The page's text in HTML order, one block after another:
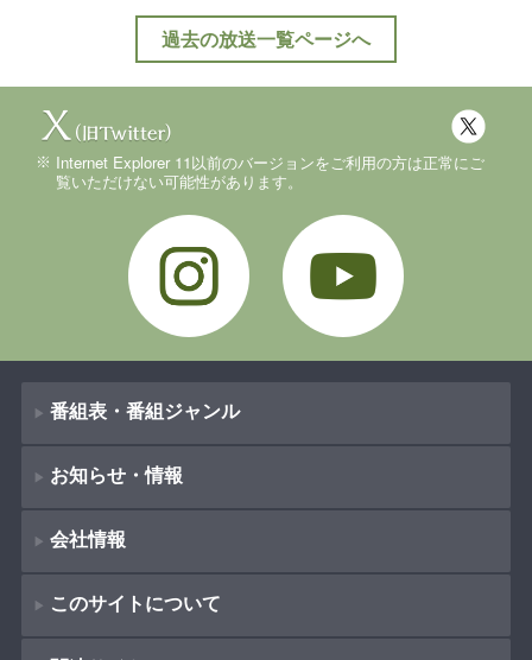
過去の放送一覧ページへ
Internet Explorer 11以前のバージョンをご利用の方は正常にご
覧いただけない可能性があります。
Instagram
番組表・番組ジャンル
番組表
番組ジャンル
ドラマ
映画
お知らせ・情報
新着情報
お知らせ
会社情報
会社概要
（Company Information）
このサイトについて